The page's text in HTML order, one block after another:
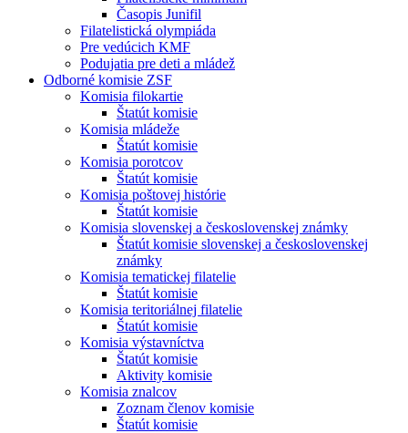
Časopis Junifil
Filatelistická olympiáda
Pre vedúcich KMF
Podujatia pre deti a mládež
Odborné komisie ZSF
Komisia filokartie
Štatút komisie
Komisia mládeže
Štatút komisie
Komisia porotcov
Štatút komisie
Komisia poštovej histórie
Štatút komisie
Komisia slovenskej a československej známky
Štatút komisie slovenskej a československej
známky
Komisia tematickej filatelie
Štatút komisie
Komisia teritoriálnej filatelie
Štatút komisie
Komisia výstavníctva
Štatút komisie
Aktivity komisie
Komisia znalcov
Zoznam členov komisie
Štatút komisie